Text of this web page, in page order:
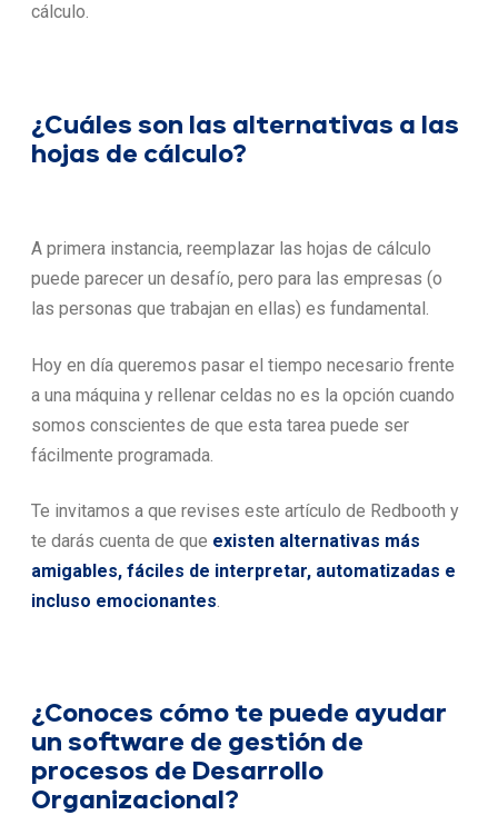
cálculo.
¿Cuáles son las alternativas a las
hojas de cálculo?
A primera instancia, reemplazar las hojas de cálculo
puede parecer un desafío, pero para las empresas (o
las personas que trabajan en ellas) es fundamental.
Hoy en día queremos pasar el tiempo necesario frente
a una máquina y rellenar celdas no es la opción cuando
somos conscientes de que esta tarea puede ser
fácilmente programada.
Te invitamos a que revises este artículo de Redbooth y
te darás cuenta de que existen alternativas más
amigables, fáciles de interpretar, automatizadas e
incluso emocionantes.
¿Conoces cómo te puede ayudar
un software de gestión de
procesos de Desarrollo
Organizacional?